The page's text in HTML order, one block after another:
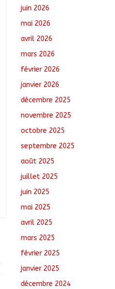
juin 2026
mai 2026
avril 2026
mars 2026
février 2026
janvier 2026
décembre 2025
novembre 2025
octobre 2025
septembre 2025
août 2025
juillet 2025
juin 2025
mai 2025
avril 2025
mars 2025
février 2025
janvier 2025
décembre 2024